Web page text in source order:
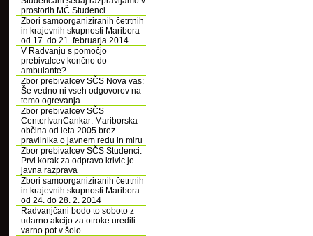
prostorih MČ Studenci
Zbori samoorganiziranih četrtnih
in krajevnih skupnosti Maribora
od 17. do 21. februarja 2014
V Radvanju s pomočjo
prebivalcev končno do
ambulante?
Zbor prebivalcev SČS Nova vas:
Še vedno ni vseh odgovorov na
temo ogrevanja
Zbor prebivalcev SČS
CenterIvanCankar: Mariborska
občina od leta 2005 brez
pravilnika o javnem redu in miru
Zbor prebivalcev SČS Studenci:
Prvi korak za odpravo krivic je
javna razprava
Zbori samoorganiziranih četrtnih
in krajevnih skupnosti Maribora
od 24. do 28. 2. 2014
Radvanjčani bodo to soboto z
udarno akcijo za otroke uredili
varno pot v šolo